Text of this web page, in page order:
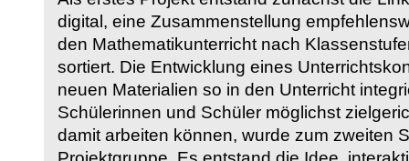
digital, eine Zusammenstellung
den Mathematikunterricht nach
sortiert. Die Entwicklung eines
neuen Materialien so in den Unterricht
Schülerinnen und Schüler möglichst
damit arbeiten können, wurde zum zweiten